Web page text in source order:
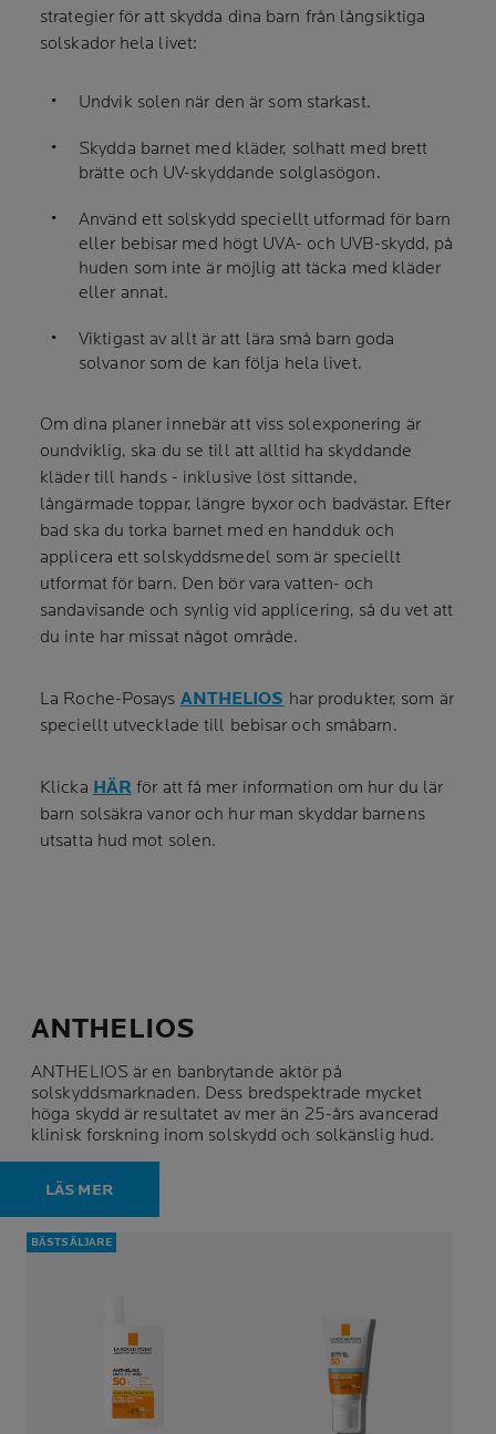
strategier för att skydda dina barn från långsiktiga
solskador hela livet:
Undvik solen när den är som starkast.
Skydda barnet med kläder, solhatt med brett
brätte och UV-skyddande solglasögon.
Använd ett solskydd speciellt utformad för barn
eller bebisar med högt UVA- och UVB-skydd, på
huden som inte är möjlig att täcka med kläder
eller annat.
Viktigast av allt är att lära små barn goda
solvanor som de kan följa hela livet.
Om dina planer innebär att viss solexponering är
oundviklig, ska du se till att alltid ha skyddande
kläder till hands - inklusive löst sittande,
långärmade toppar, längre byxor och badvästar. Efter
bad ska du torka barnet med en handduk och
applicera ett solskyddsmedel som är speciellt
utformat för barn. Den bör vara vatten- och
sandavisande och synlig vid applicering, så du vet att
du inte har missat något område.
La Roche-Posays ANTHELIOS har produkter, som är
speciellt utvecklade till bebisar och småbarn.
Klicka HÄR för att få mer information om hur du lär
barn solsäkra vanor och hur man skyddar barnens
utsatta hud mot solen.
ANTHELIOS
ANTHELIOS är en banbrytande aktör på
solskyddsmarknaden. Dess bredspektrade mycket
höga skydd är resultatet av mer än 25-års avancerad
klinisk forskning inom solskydd och solkänslig hud.
LÄS MER
BÄSTSÄLJARE